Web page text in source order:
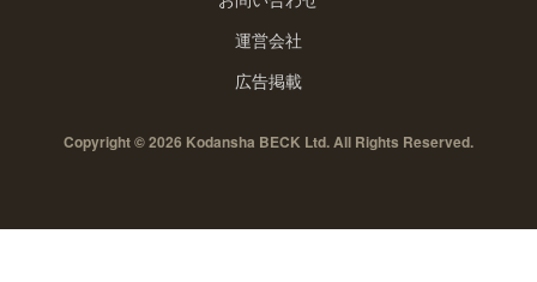
運営会社
広告掲載
Copyright © 2026 Kodansha BECK Ltd. All Rights Reserved.